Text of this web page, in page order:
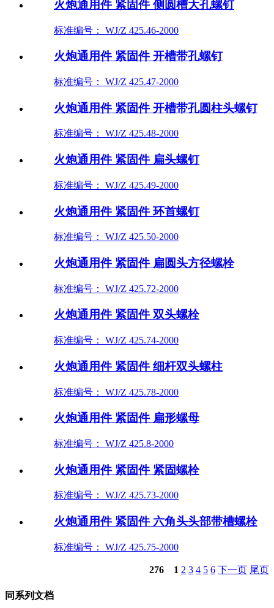
火炮通用件 紧固件 侧圆槽大孔螺钉
标准编号： WJ/Z 425.46-2000
火炮通用件 紧固件 开槽带孔螺钉
标准编号： WJ/Z 425.47-2000
火炮通用件 紧固件 开槽带孔圆柱头螺钉
标准编号： WJ/Z 425.48-2000
火炮通用件 紧固件 扁头螺钉
标准编号： WJ/Z 425.49-2000
火炮通用件 紧固件 环首螺钉
标准编号： WJ/Z 425.50-2000
火炮通用件 紧固件 扁圆头方径螺栓
标准编号： WJ/Z 425.72-2000
火炮通用件 紧固件 双头螺栓
标准编号： WJ/Z 425.74-2000
火炮通用件 紧固件 细杆双头螺柱
标准编号： WJ/Z 425.78-2000
火炮通用件 紧固件 扁形螺母
标准编号： WJ/Z 425.8-2000
火炮通用件 紧固件 紧固螺栓
标准编号： WJ/Z 425.73-2000
火炮通用件 紧固件 六角头头部带槽螺栓
标准编号： WJ/Z 425.75-2000
276 1 2 3 4 5 6 下一页 尾页
同系列文档